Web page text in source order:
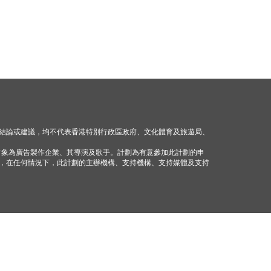
或建議，均不代表香港特別行政區政府、文化體育及旅遊局、
為廣告製作企業、其導演及歌手。計劃為有意參加此計劃的申
任何情況下，此計劃的主辦機構、支持機構、支持媒體及支持